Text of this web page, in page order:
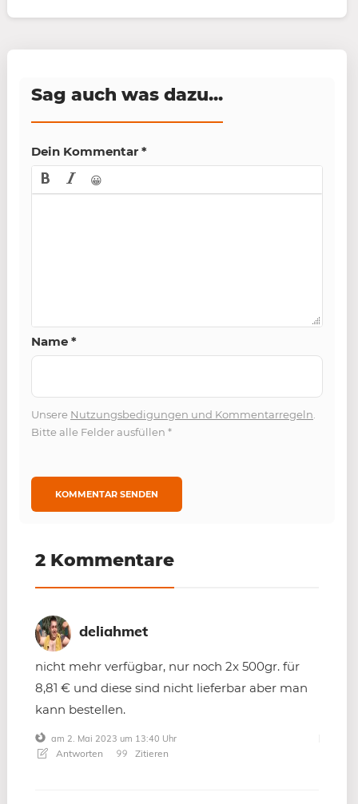
Sag auch was dazu...
Dein Kommentar *
😀
Name *
Unsere Nutzungsbedigungen und Kommentarregeln
Bitte alle Felder ausfüllen *
2 Kommentare
deliahmet
nicht mehr verfügbar, nur noch 2x 500gr. für
8,81 € und diese sind nicht lieferbar aber man
kann bestellen.
am 2. Mai 2023 um 13:40 Uhr
Antworten Zitieren